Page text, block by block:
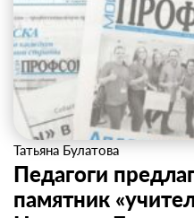
Татьяна Булатова
Педагоги
памятник